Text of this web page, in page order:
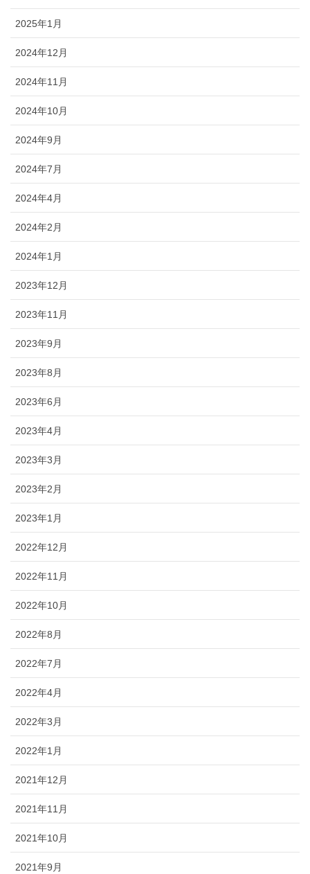
2025年1月
2024年12月
2024年11月
2024年10月
2024年9月
2024年7月
2024年4月
2024年2月
2024年1月
2023年12月
2023年11月
2023年9月
2023年8月
2023年6月
2023年4月
2023年3月
2023年2月
2023年1月
2022年12月
2022年11月
2022年10月
2022年8月
2022年7月
2022年4月
2022年3月
2022年1月
2021年12月
2021年11月
2021年10月
2021年9月